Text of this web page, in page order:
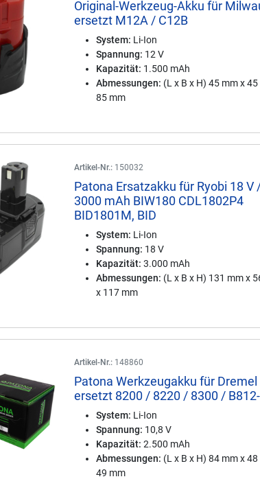
Original-Werkzeug-Akku für
ersetzt M12A / C12B
System: Li-Ion
Spannung: 12 V
Kapazität: 1.500 mAh
Abmessungen: (L x B x H) 45 mm x
85 mm
Artikel-Nr.: 150032
Patona Ersatzakku für Ryobi 18 V
3000 mAh BIW180 CDL1802P4
BID1801M, BID
System: Li-Ion
Spannung: 18 V
Kapazität: 3.000 mAh
Abmessungen: (L x B x H) 131 mm x
x 117 mm
Artikel-Nr.: 148860
Patona Werkzeugakku für Dremel
ersetzt 8200 / 8220 / 8300 /
System: Li-Ion
Spannung: 10,8 V
Kapazität: 2.500 mAh
Abmessungen: (L x B x H) 84 mm x
49 mm